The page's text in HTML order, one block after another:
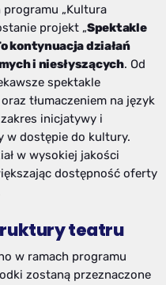
„Kultura
projekt „Spektakle
kontynuacja działań
i niesłyszących. Od
spektakle
tłumaczeniem na język
inicjatywy i
w dostępie do kultury.
w wysokiej jakości
dostępność oferty
teatru
w ramach programu
zostaną przeznaczone